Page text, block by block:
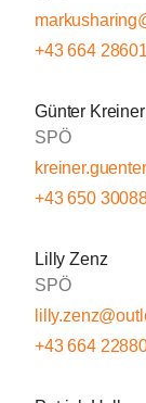
+43 664
Günter Kreiner
SPÖ
+43 650
Lilly Zenz
SPÖ
+43 664